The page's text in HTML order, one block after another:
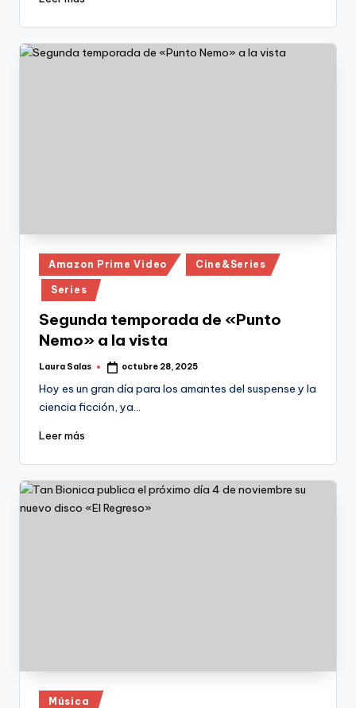
Publicado
en
Amazon Prime Video Cine&Series
Series
Segunda temporada de «Punto
Nemo» a la vista
Publicado
Laura Salas octubre 28, 2025
Hoy es un gran día para los amantes del suspense y la
ciencia ficción, ya…
Leer más
Publicado
Música